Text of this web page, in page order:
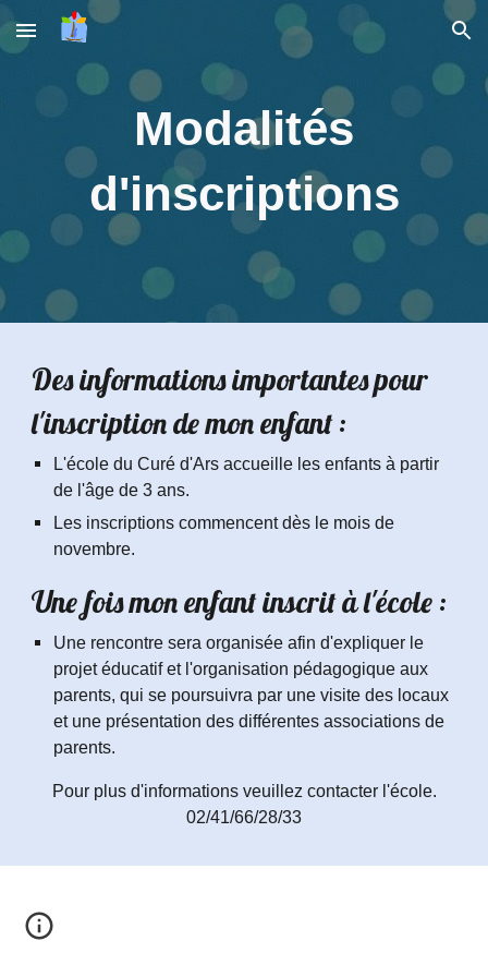
Skip to main content Skip to navigation
Modalités
d'inscriptions
Des informations importantes pour
l'inscription de mon enfant :
L'école du Curé d'Arsaccueille les enfants à partir
de l'âge de 3 ans.
Les inscriptions commencent dès le mois de
novembre.
Une fois mon enfant inscrit à l'école :
Une rencontre sera organisée afin d'expliquer le
projet éducatif et l'organisation pédagogique aux
parents, qui se poursuivra par une visite des locaux
et une présentation des différentes associations de
parents.
Pour plus d'informations veuillez contacter l'école.
02/41/66/28/33